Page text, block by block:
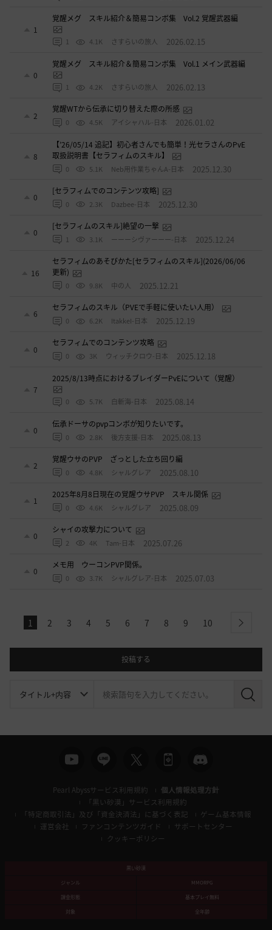
1
覚醒メグ スキル紹介＆簡易コンボ集 Vol.2 覚醒武器編
1 4.1K さすらいの旅人 2026.02.15
0
覚醒メグ スキル紹介＆簡易コンボ集 Vol.1 メイン武器編
1 4.2K さすらいの旅人 2026.02.13
2
覚醒WTから伝承に切り替えた際の所感
0 4.5K アイシャハル-日本 2026.01.02
8
【’26/05/14 追記】初心者さんでも簡単！光セラさんのPvE
取扱説明書【セラフィムのスキル】
0 5.1K Neb用作業ちゃんA-日本 2025.12.30
0
[セラフィムでのコンテンツ攻略]
0 2.3K Dazbee-日本 2025.12.30
0
[セラフィムのスキル]絶望の一撃
1 3.1K ーーーシヴァーーー-日本 2025.12.24
16
セラフィムのあそびかた[セラフィムのスキル](2026/06/06
更新)
0 9.8K 中の人 2025.12.21
6
セラフィムのスキル（PVEで手軽に使いたい人用）
0 6.2K ItakkeI-日本 2025.12.19
0
セラフィムでのコンテンツ攻略
0 3K ウィッチクロウ-日本 2025.12.18
7
2025/8/13時点におけるブレイダーPvEについて（覚醒）
0 5.7K 白斬海-日本 2025.08.14
0
伝承ドーサのpvpコンボが知りたいです。
0 2.8K 後方支援-日本 2025.08.13
2
覚醒ウサのPVP ざっとした立ち回り編
0 4.8K シャルグレア 2025.08.10
1
2025年8月8日現在の覚醒ウサPVP スキル関係
0 4.6K シャルグレア 2025.08.09
0
シャイの攻撃力について
2 4K Tam-日本 2025.07.26
0
メモ用 ウーコンPVP関係。
0 3.7K シャルグレア-日本 2025.07.03
1 2 3 4 5 6 7 8 9 10 next
投稿する
検
Pearl Abyssサービス利用規約
個人情報処理方針
「黒い砂漠」サービス利用規約
「特定商取引法」及び「資金決済法」に基づく表記
ゲーム基本情報
運営会社
ファンコンテンツガイド
サポートセンター
クッキーポリシー
黒い砂漠
ジャンル
MMORPG
課金形態
基本プレイ無料
対象
全年齢